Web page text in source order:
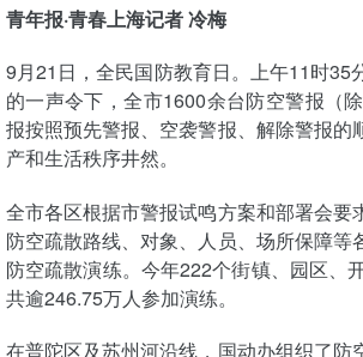
青年报·青春上海记者 冷梅
9月21日，全民国防教育日。上午11时
的一声令下，全市1600余台防空警报（
报按照预先警报、空袭警报、解除警报
产和生活秩序井然。
全市各区根据市警报试鸣方案和部署会
防空疏散路线、对象、人员、场所保障
防空疏散演练。今年222个街镇、园区、
共逾246.75万人参加演练。
在普陀区及苏州河沿线，国动办组织了